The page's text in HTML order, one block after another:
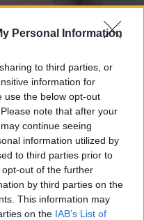
Personal Information
to third parties, or
information for
use the below opt-out
note that after your
continue seeing
information utilized by
to third parties prior to
out of the further
by third parties on the
This information may
on the IAB’s List of